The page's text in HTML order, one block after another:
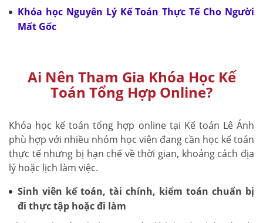
Khóa học Nguyên Lý Kế Toán Thực Tế Cho Người
Mất Gốc
Ai Nên Tham Gia Khóa Học Kế
Toán Tổng Hợp Online?
Khóa học kế toán tổng hợp online tại Kế toán Lê Ánh
phù hợp với nhiều nhóm học viên đang cần học kế toán
thực tế nhưng bị hạn chế về thời gian, khoảng cách địa
lý hoặc lịch làm việc.
Sinh viên kế toán, tài chính, kiểm toán chuẩn bị
đi thực tập hoặc đi làm